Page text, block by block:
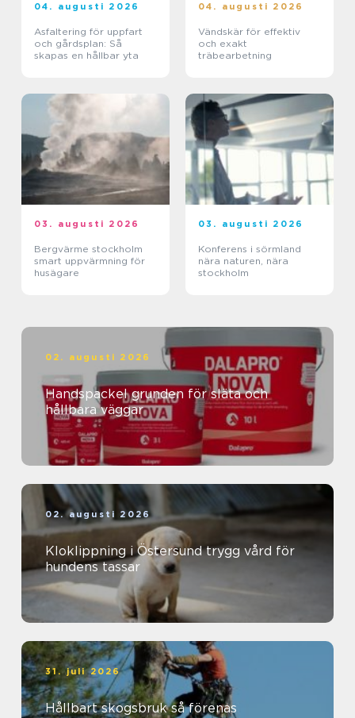
04. augusti 2026
Asfaltering för uppfart
och gårdsplan: Så
skapas en hållbar yta
04. augusti 2026
Vändskär för effektiv
och exakt
träbearbetning
03. augusti 2026
Bergvärme stockholm
smart uppvärmning för
husägare
03. augusti 2026
Konferens i sörmland
nära naturen, nära
stockholm
02. augusti 2026
Handspackel grunden för släta och
hållbara väggar
02. augusti 2026
Kloklippning i Östersund trygg vård för
hundens tassar
31. juli 2026
Hållbart skogsbruk så förenas